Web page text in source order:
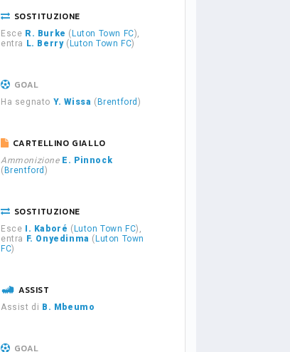
SOSTITUZIONE
Esce R. Burke ( Luton Town FC),
entra
L. Berry( Luton Town FC)
GOAL
Ha segnato Y. Wissa ( Brentford)
CARTELLINO GIALLO
Ammonizione E. Pinnock
( Brentford)
SOSTITUZIONE
Esce I. Kaboré ( Luton Town FC),
entra
F. Onyedinma ( Luton Town
FC)
ASSIST
Assist di B. Mbeumo
GOAL